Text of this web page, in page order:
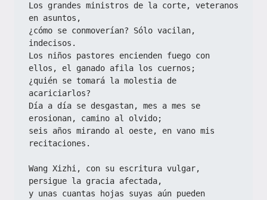
Los grandes ministros de la corte, veteranos
en asuntos,
¿cómo se conmoverían? Sólo vacilan,
indecisos.
Los niños pastores encienden fuego con
ellos, el ganado afila los cuernos;
¿quién se tomará la molestia de
acariciarlos?
Día a día se desgastan, mes a mes se
erosionan, camino al olvido;
seis años mirando al oeste, en vano mis
recitaciones.
Wang Xizhi, con su escritura vulgar,
persigue la gracia afectada,
y unas cuantas hojas suyas aún pueden